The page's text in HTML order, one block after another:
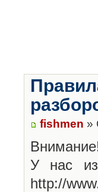
fishmen »
У нас
http://